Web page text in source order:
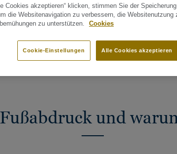
MACHEN SIE MIT BEI RESTART®
und
Cookies akzeptieren“ klicken, stimmen Sie der
die Websitenavigation zu verbessern, die Websitenutzung
zu unterstützen.
Cookies
Alle Cookies akzeptieren
Cookie-Einstellungen